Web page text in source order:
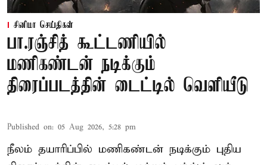
சினிமா செய்திகள்
பா.ரஞ்சித் கூட்டணியில்
மணிகண்டன் நடிக்கும்
திரைப்படத்தின் டைட்டில் வெளியீடு
Published on: 05 Aug 2026, 5:28 pm
நீலம் தயாரிப்பில் மணிகண்டன் நடிக்கும் புதிய